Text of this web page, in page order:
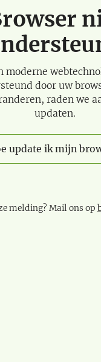
moderne
door uw
raden we
updaten.
update ik mijn
melding? Mail ons op